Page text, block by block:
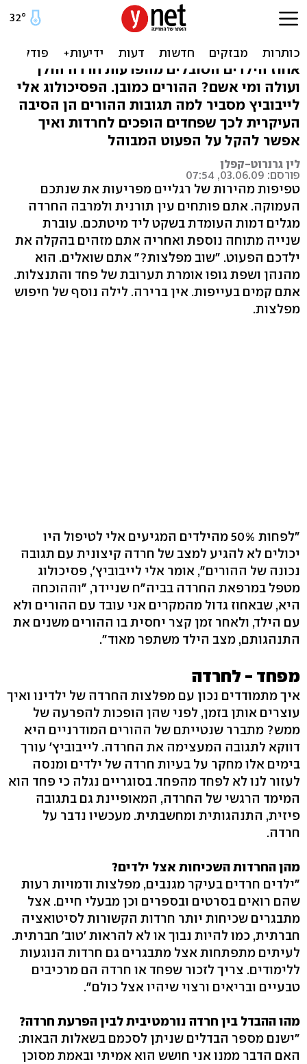
מתי הופכים הפחדים של הילד
אחוז הילדים הסובלים מהפרעות חרדה הולך
ועולה ומי אשם? ההורים כמובן. הפסיכולוג אלי
לייבוביץ מסביר למה תגובות ההורים הן הסיבה
העיקרית לכך שפחדים הופכים לחרדות ואיך
אפשר להקל על הפעוט המבוהל
לין גרנרוט-קפלן
פורסם: 03.06.09, 07:54
טפיפות מהירות של רגליים מפריעות את שנתכם
העמוקה. אתם פותחים עין תורנית ולמרבה החרדה
מגלים דמות העומדת בשקט ליד מיטתכם. עוברת
שנייה מתוחה נוספת ואחריה אתם מזהים בהקלה את
ילדכם הפעוט. "שוב מפלצות?" אתם שואלים. הוא
מהנהן ושפת גופו אומרת תערובת של פחד והתנצלות.
אתם קמים בעייפות. אין ברירה. לילה נוסף של חיפוש
מפלצות.
"לפחות 50% מהילדים המגיעים אלי לטיפול היו
יכולים לא להגיע למצב של חרדה קיצונית עם תגובה
נכונה של ההורים", אומר אלי לייבוביץ', פסיכולוג
מטפל במרפאת החרדה בביה"ח שניידר, "וההוכחה
היא, שבאחוז גדול מהמקרים אני עובד עם ההורים ולא
עם הילד, ולאחר זמן קצר יחסית בו ההורים משנים את
התנהגותם, מצב הילד משתפר מאוד".
מפחד - לחרדה
איך מתמודדים נכון עם מפלצות החרדה של ילדינו ואיך
עוצרים אותן בזמן, לפני שהן הופכות להפרעה של
ממש? מתברר שנטייתם של ההורים המודרניים היא
דווקא לתגובה המעצימה את החרדה. לייבוביץ' עורך
בימים אלו מחקר על בעיות חרדה של ילדים ומנסה
לעזור לנו לא לפחד מהפחד. בסוגריים נגלה כי פחד הוא
המימד הרגשי של החרדה, המאופיינת גם בתגובה
פיזית, התנהגותית ומחשבתית. מעכשיו נדבר על
חרדה.
מהן החרדות השכיחות אצל ילדים?
"ילדים חרדים בעיקר מגנבים, מפלצות ודמויות רעות
שהם רואים בסרטים ובספרים וכן מבעלי חיים. אצל
מתבגרים שכיחות יותר חרדות הקשורות לסיטואציה
חברתית, כמו להיות נבוך או לא להראות 'טוב' חברתית.
לעיתים מתפתחות אצל מתבגרים גם חרדות הנוגעות
ללימודים. צריך לזכור שפחד או חרדה הם מרכיבים
טבעיים ובריאים ורצוי שיהיו אצל כולם".
מהו ההבדל בין חרדה נורמטיבית לבין הפרעת חרדה?
"ישנם מספר הבדלים שניתן לסכמם בשאלות הבאות:
האם הדבר ממנו אני חושש הוא אמיתי ובאמת מסוכן